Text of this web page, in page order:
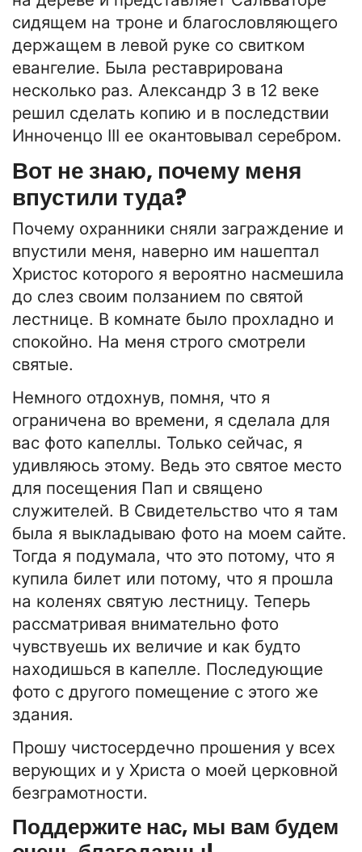
сидящем на троне и благословляющего
держащем в левой руке со свитком
евангелие. Была реставрирована
несколько раз. Александр 3 в 12 веке
решил сделать копию и в последствии
Инноченцо III ее окантовывал серебром.
Вот не знаю, почему меня
впустили туда?
Почему охранники сняли заграждение и
впустили меня, наверно им нашептал
Христос которого я вероятно насмешила
до слез своим ползанием по святой
лестнице. В комнате было прохладно и
спокойно. На меня строго смотрели
святые.
Немного отдохнув, помня, что я
ограничена во времени, я сделала для
вас фото капеллы. Только сейчас, я
удивляюсь этому. Ведь это святое место
для посещения Пап и священо
служителей. В Свидетельство что я там
была я выкладываю фото на моем сайте.
Тогда я подумала, что это потому, что я
купила билет или потому, что я прошла
на коленях святую лестницу. Теперь
рассматривая внимательно фото
чувствуешь их величие и как будто
находишься в капелле. Последующие
фото с другого помещение с этого же
здания.
Прошу чистосердечно прошения у всех
верующих и у Христа о моей церковной
безграмотности.
Поддержите нас, мы вам будем